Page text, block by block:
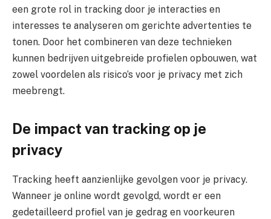
een grote rol in tracking door je interacties en
interesses te analyseren om gerichte advertenties te
tonen. Door het combineren van deze technieken
kunnen bedrijven uitgebreide profielen opbouwen, wat
zowel voordelen als risico’s voor je privacy met zich
meebrengt.
De impact van tracking op je
privacy
Tracking heeft aanzienlijke gevolgen voor je privacy.
Wanneer je online wordt gevolgd, wordt er een
gedetailleerd profiel van je gedrag en voorkeuren